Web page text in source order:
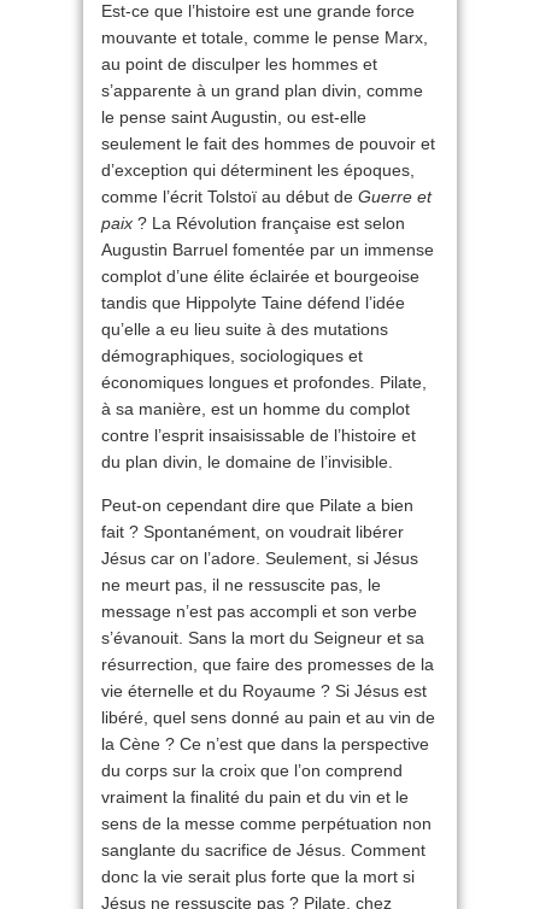
Est-ce que l’histoire est une grande force
mouvante et totale, comme le pense Marx,
au point de disculper les hommes et
s’apparente à un grand plan divin, comme
le pense saint Augustin, ou est-elle
seulement le fait des hommes de pouvoir et
d’exception qui déterminent les époques,
comme l’écrit Tolstoï au début de Guerre et
paix ? La Révolution française est selon
Augustin Barruel fomentée par un immense
complot d’une élite éclairée et bourgeoise
tandis que Hippolyte Taine défend l’idée
qu’elle a eu lieu suite à des mutations
démographiques, sociologiques et
économiques longues et profondes. Pilate,
à sa manière, est un homme du complot
contre l’esprit insaisissable de l’histoire et
du plan divin, le domaine de l’invisible.
Peut-on cependant dire que Pilate a bien
fait ? Spontanément, on voudrait libérer
Jésus car on l’adore. Seulement, si Jésus
ne meurt pas, il ne ressuscite pas, le
message n’est pas accompli et son verbe
s’évanouit. Sans la mort du Seigneur et sa
résurrection, que faire des promesses de la
vie éternelle et du Royaume ? Si Jésus est
libéré, quel sens donné au pain et au vin de
la Cène ? Ce n’est que dans la perspective
du corps sur la croix que l’on comprend
vraiment la finalité du pain et du vin et le
sens de la messe comme perpétuation non
sanglante du sacrifice de Jésus. Comment
donc la vie serait plus forte que la mort si
Jésus ne ressuscite pas ? Pilate, chez